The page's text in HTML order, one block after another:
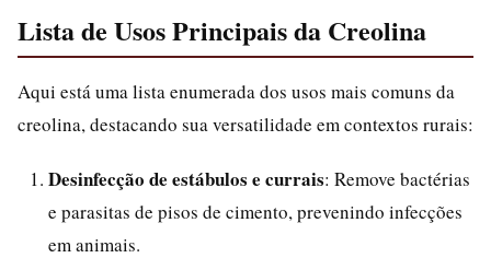
Lista de Usos Principais da Creolina
Aqui está uma lista enumerada dos usos mais comuns da
creolina, destacando sua versatilidade em contextos rurais:
Desinfecção de estábulos e currais: Remove bactérias
e parasitas de pisos de cimento, prevenindo infecções
em animais.